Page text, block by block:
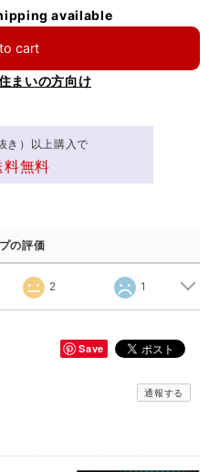
available
cart
まいの方向け
き）以上購入で
料無料
の評価
2 1
Save
通報する